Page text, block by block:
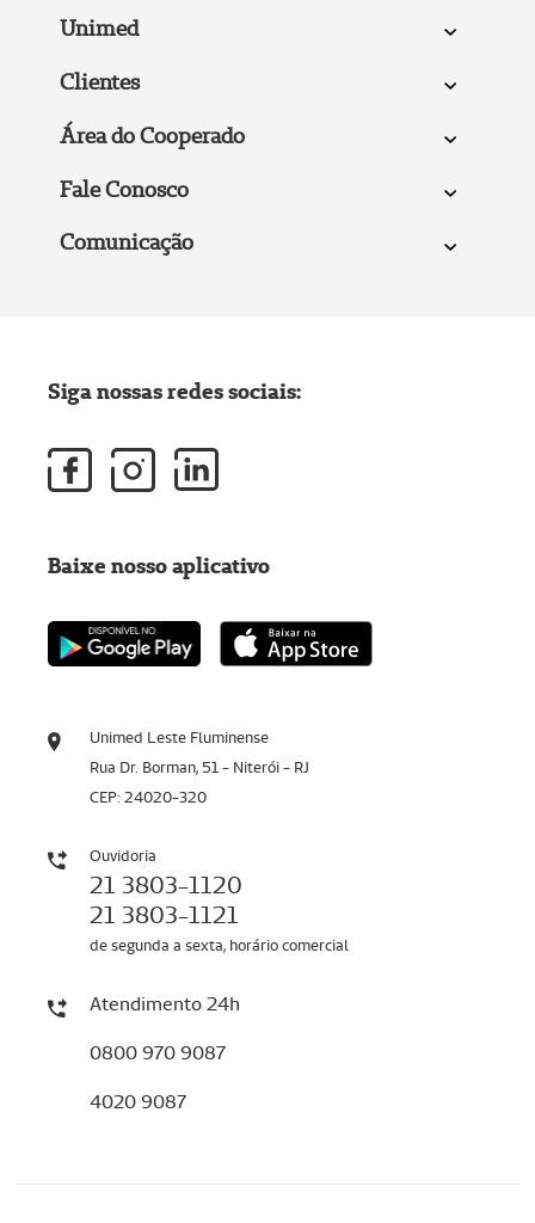
Unimed
Clientes
Área do Cooperado
Fale Conosco
Comunicação
Unimed Leste Fluminense
Rua Dr. Borman, 51 - Niterói - RJ
CEP: 24020-320
Ouvidoria
21 3803-1120
21 3803-1121
de segunda a sexta, horário comercial
Atendimento 24h
0800 970 9087
4020 9087
Siga nossas redes sociais:
Baixe nosso aplicativo